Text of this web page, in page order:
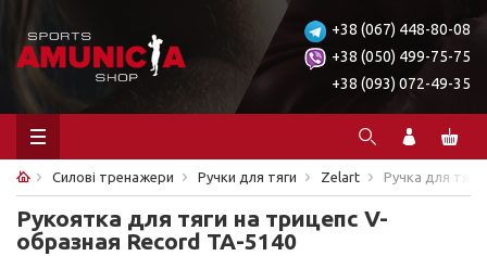
+38 (067) 448-80-08
+38 (050) 499-75-75
+38 (093) 072-49-35
Силові тренажери Ручки для тяги Zelart Ручка для
Рукоятка для тяги на трицепс V-
образная Record TA-5140